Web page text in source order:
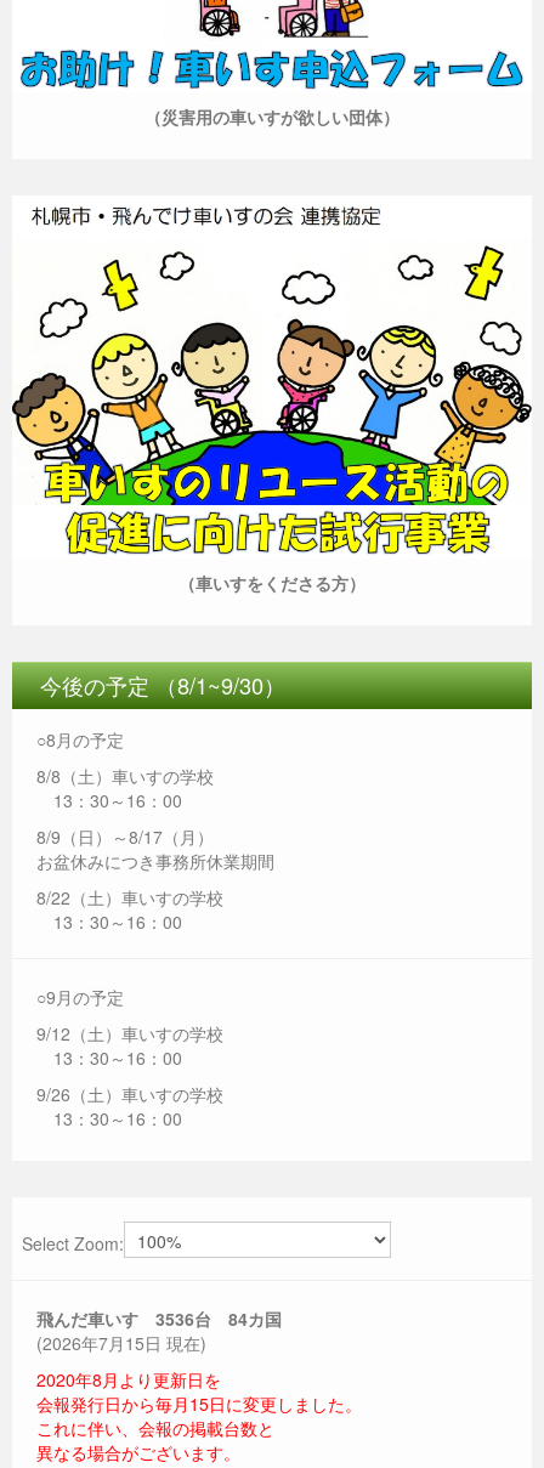
（災害用の車いすが欲しい団体）
（車いすをくださる方）
今後の予定 （8/1~9/30）
○8月の予定
8/8（土）車いすの学校
13：30～16：00
8/9（日）～8/17（月）
お盆休みにつき事務所休業期間
8/22（土）車いすの学校
13：30～16：00
○9月の予定
9/12（土）車いすの学校
13：30～16：00
9/26（土）車いすの学校
13：30～16：00
Select Zoom:
飛んだ車いす 3536台 84カ国
(2026年7月15日 現在)
2020年8月より更新日を
会報発行日から毎月15日に変更しました。
これに伴い、会報の掲載台数と
異なる場合がございます。